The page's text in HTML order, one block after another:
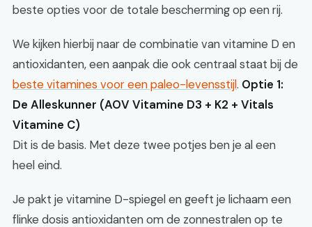
beste opties voor de totale bescherming op een rij.
We kijken hierbij naar de combinatie van vitamine D en
antioxidanten, een aanpak die ook centraal staat bij de
beste vitamines voor een paleo-levensstijl. Optie 1:
De Alleskunner (AOV Vitamine D3 + K2 + Vitals
Vitamine C)
Dit is de basis. Met deze twee potjes ben je al een
heel eind.
Je pakt je vitamine D-spiegel en geeft je lichaam een
flinke dosis antioxidanten om de zonnestralen op te